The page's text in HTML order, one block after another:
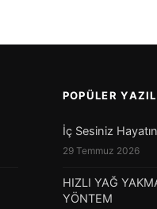
POPÜLER
İç Sesiniz
29 Temmuz 2026
HIZLI YAĞ
YÖNTEM